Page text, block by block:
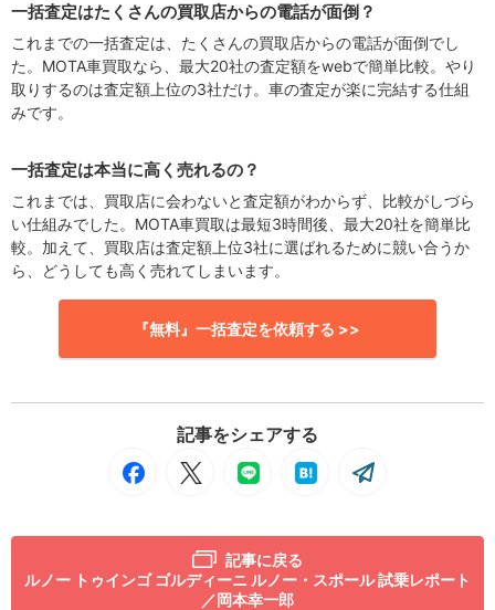
一括査定はたくさんの買取店からの電話が面倒？
これまでの一括査定は、たくさんの買取店からの電話が面倒でし
た。MOTA車買取なら、最大20社の査定額をwebで簡単比較。やり
取りするのは査定額上位の3社だけ。車の査定が楽に完結する仕組
みです。
一括査定は本当に高く売れるの？
これまでは、買取店に会わないと査定額がわからず、比較がしづら
い仕組みでした。MOTA車買取は最短3時間後、最大20社を簡単比
較。加えて、買取店は査定額上位3社に選ばれるために競い合うか
ら、どうしても高く売れてしまいます。
『無料』一括査定を依頼する >>
記事をシェアする
記事に戻る
ルノー トゥインゴ ゴルディーニ ルノー・スポール 試乗レポート
／岡本幸一郎